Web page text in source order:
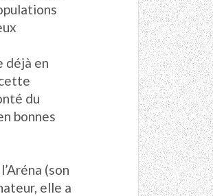
déjà en
du
bonnes
(son
elle a